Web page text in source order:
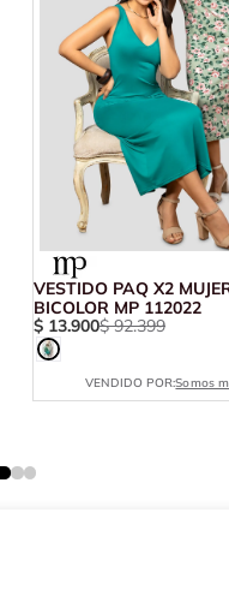
VESTIDO PAQ X2
BICOLOR MP 112022
$ 13.900$ 92.399
VENDIDO POR:Somos